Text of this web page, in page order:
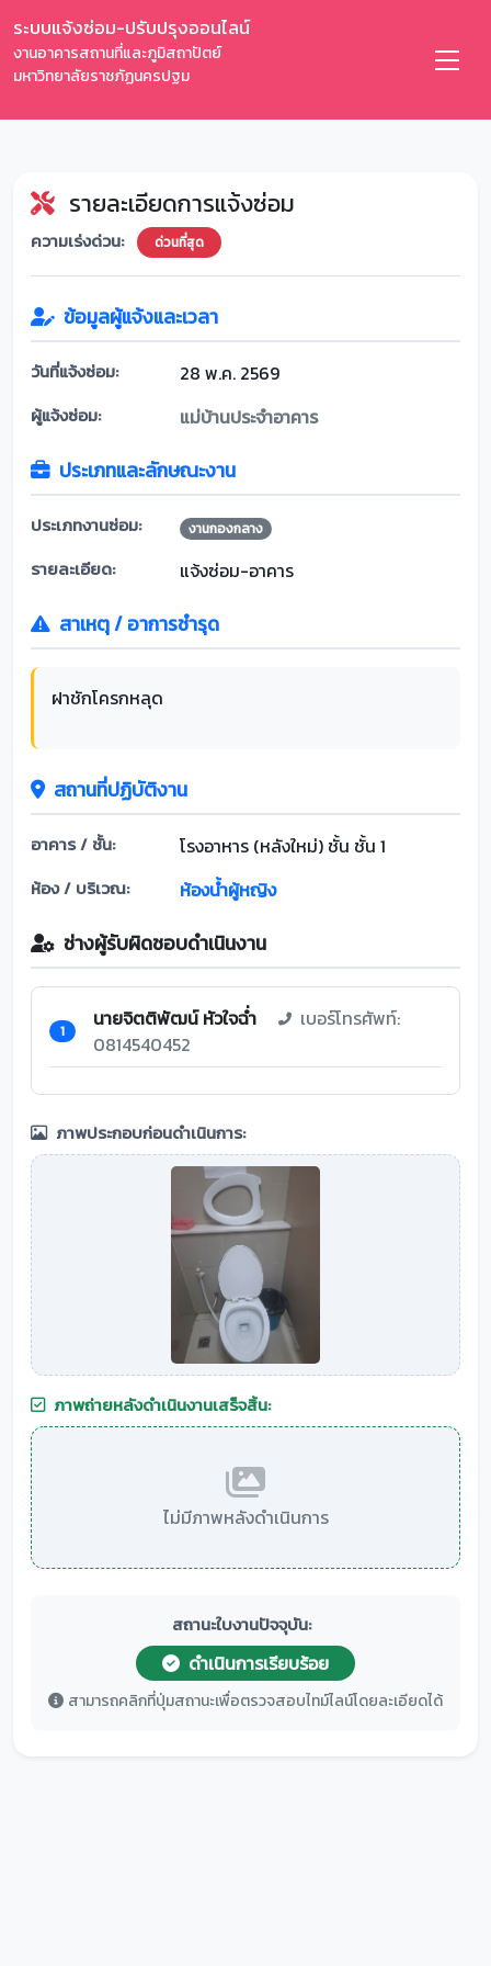
ระบบแจ้งซ่อม-ปรับปรุงออนไลน์
งานอาคารสถานที่และภูมิสถาปัตย์
มหาวิทยาลัยราชภัฏนครปฐม
รายละเอียดการแจ้งซ่อม
ความเร่งด่วน: ด่วนที่สุด
ข้อมูลผู้แจ้งและเวลา
วันที่แจ้งซ่อม: 28 พ.ค. 2569
ผู้แจ้งซ่อม: แม่บ้านประจำอาคาร
ประเภทและลักษณะงาน
ประเภทงานซ่อม: งานกองกลาง
รายละเอียด: แจ้งซ่อม-อาคาร
สาเหตุ / อาการชำรุด
ฝาชักโครกหลุด
สถานที่ปฏิบัติงาน
อาคาร / ชั้น: โรงอาหาร (หลังใหม่) ชั้น ชั้น 1
ห้อง / บริเวณ: ห้องน้ำผู้หญิง
ช่างผู้รับผิดชอบดำเนินงาน
1 นายจิตติพัฒน์ หัวใจฉ่ำ
เบอร์โทรศัพท์:
0814540452
ภาพประกอบก่อนดำเนินการ:
ภาพถ่ายหลังดำเนินงานเสร็จสิ้น:
ไม่มีภาพหลังดำเนินการ
สถานะใบงานปัจจุบัน:
ดำเนินการเรียบร้อย
สามารถคลิกที่ปุ่มสถานะเพื่อตรวจสอบไทม์ไลน์โดยละเอียดได้